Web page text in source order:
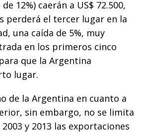
12%) caerán a US$ 72.500,
perderá el tercer lugar en la
una caída de 5%, muy
en los primeros cinco
que la Argentina
lugar.
de la Argentina en cuanto a
sin embargo, no se limita
y 2013 las exportaciones